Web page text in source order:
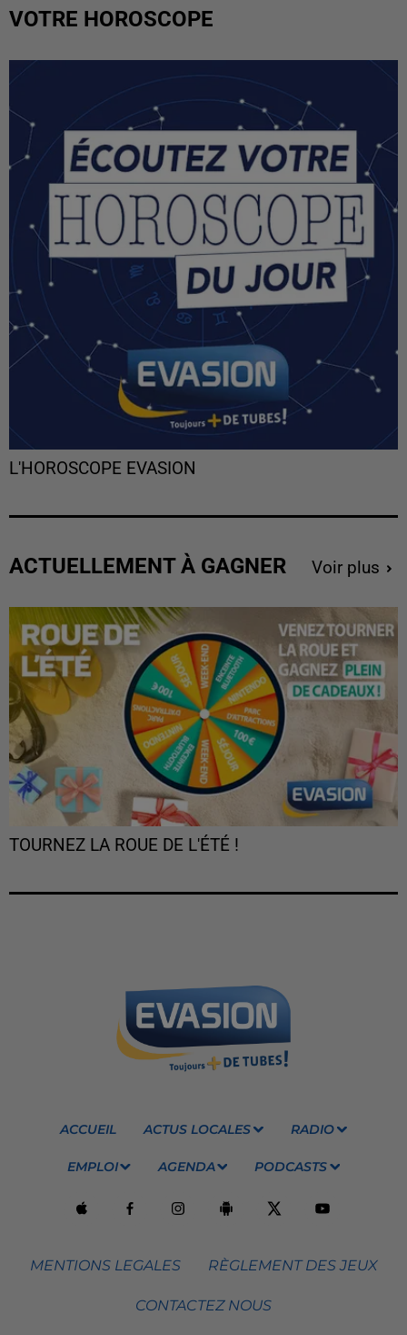
VOTRE HOROSCOPE
L'HOROSCOPE EVASION
ACTUELLEMENT À GAGNER Voir plus
TOURNEZ LA ROUE DE L'ÉTÉ !
ACCUEIL ACTUS LOCALES RADIO
EMPLOI AGENDA PODCASTS
MENTIONS LEGALES RÈGLEMENT DES JEUX
CONTACTEZ NOUS